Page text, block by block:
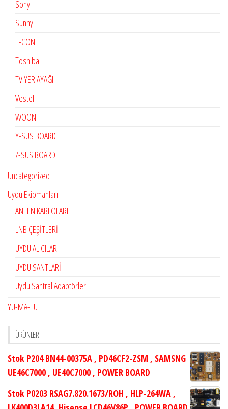
Sony
Sunny
T-CON
Toshiba
TV YER AYAĞI
Vestel
WOON
Y-SUS BOARD
Z-SUS BOARD
Uncategorized
Uydu Ekipmanları
ANTEN KABLOLARI
LNB ÇEŞİTLERİ
UYDU ALICILAR
UYDU SANTLARİ
Uydu Santral Adaptörleri
YU-MA-TU
ÜRÜNLER
Stok P204 BN44-00375A , PD46CF2-ZSM , SAMSNG
UE46C7000 , UE40C7000 , POWER BOARD
Stok P0203 RSAG7.820.1673/ROH , HLP-264WA ,